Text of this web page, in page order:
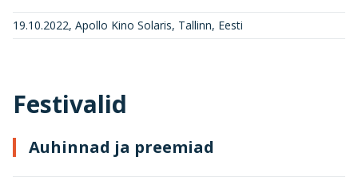
19.10.2022, Apollo Kino Solaris, Tallinn, Eesti
Festivalid
Auhinnad ja preemiad